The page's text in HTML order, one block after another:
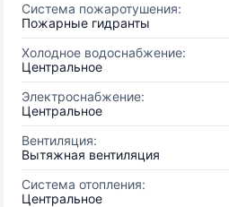
Система пожаротушения:
Пожарные гидранты
Холодное водоснабжение:
Центральное
Электроснабжение:
Центральное
Вентиляция:
Вытяжная вентиляция
Система отопления:
Центральное